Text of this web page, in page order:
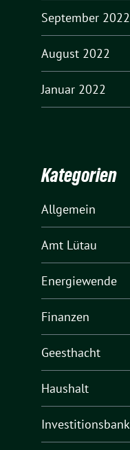
September 2022
August 2022
Januar 2022
Kategorien
Allgemein
Amt Lütau
Energiewende
Finanzen
Geesthacht
Haushalt
Investitionsbank